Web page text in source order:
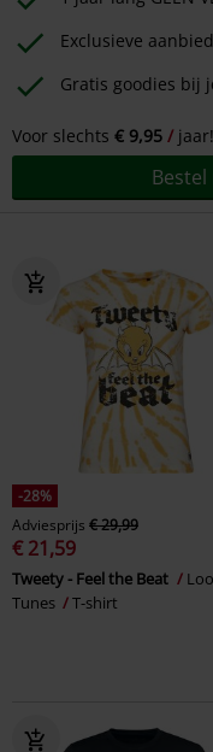
Exclusieve
Gratis goodies bij
Voor slechts € 9,95 jaar!
-28%
Adviesprijs € 29,99
€ 21,59
Tweety - Feel the Beat
Tunes
T-shirt